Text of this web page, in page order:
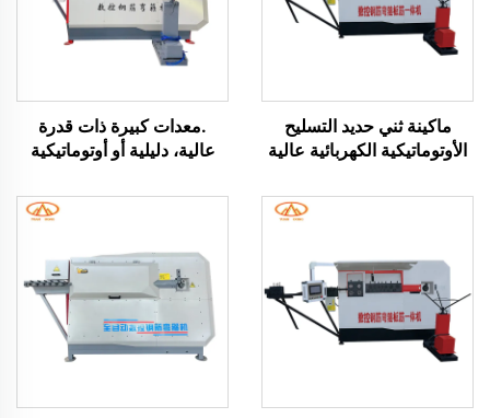
ماكينة ثني حديد التسليح
الأوتوماتيكية الكهربائية عالية
ماكينة ثني محمولة لمعالجة
الفولاذ المقاوم للصدأ
.معدات كبيرة ذات قدرة
عالية، دليلية أو أوتوماتيكية
(CNC)، آلة تقويم وثني حديد
التسليح والكمرات السلكية